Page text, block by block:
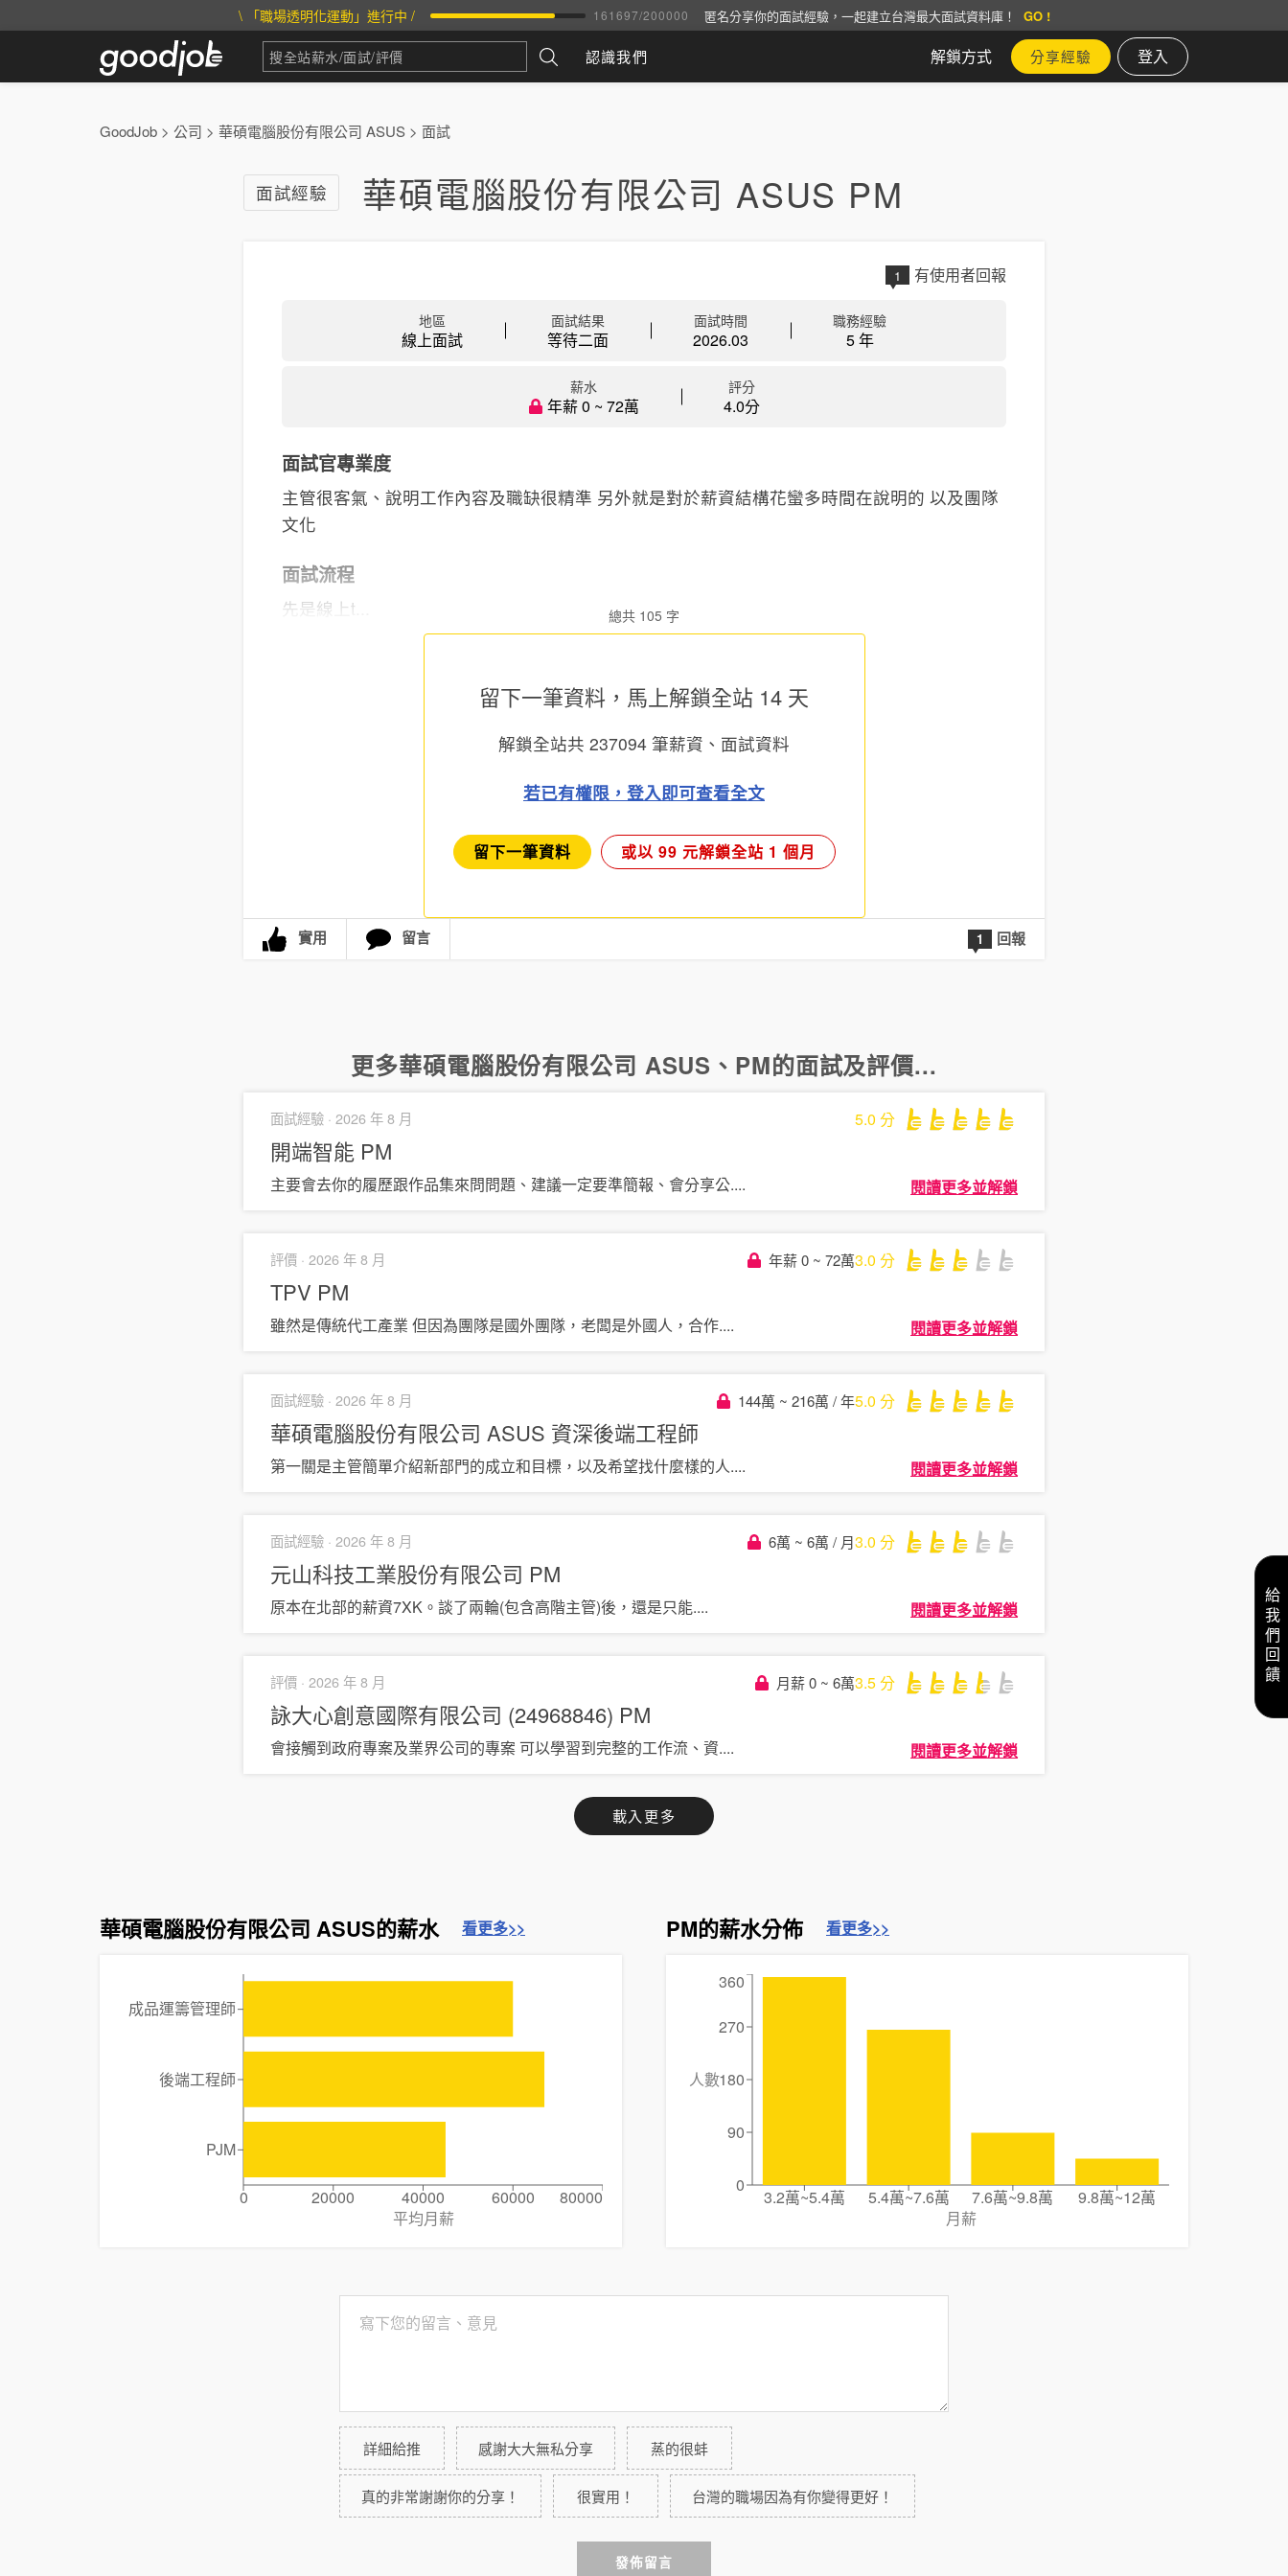
\ 「職場透明化運動」進行中 / 161697/200000 匿名分享你的面試經驗，一起建立台灣最大面試資料庫！ GO !
認識我們 解鎖方式 分享經驗 登入
GoodJob > 公司 > 華碩電腦股份有限公司 ASUS > 面試
面試經驗 華碩電腦股份有限公司 ASUS PM
1 有使用者回報
地區
線上面試
面試結果
等待二面
面試時間
2026.03
職務經驗
5 年
薪水
年薪 0 ~ 72萬
評分
4.0分
面試官專業度
主管很客氣、說明工作內容及職缺很精準 另外就是對於薪資結構花蠻多時間在說明的 以及團隊
文化
面試流程
先是線上t... 總共 105 字
留下一筆資料，馬上解鎖全站 14 天
解鎖全站共 237094 筆薪資、面試資料
若已有權限，登入即可查看全文
留下一筆資料 或以 99 元解鎖全站 1 個月
實用 留言 1 回報
更多華碩電腦股份有限公司 ASUS 、 PM的面試及評價...
面試經驗 · 2026 年 8 月 5.0 分
開端智能 PM
主要會去你的履歷跟作品集來問問題、建議一定要準簡報、會分享公.... 閱讀更多並解鎖
評價 · 2026 年 8 月 年薪 0 ~ 72萬3.0 分
TPV PM
雖然是傳統代工產業 但因為團隊是國外團隊，老闆是外國人，合作.... 閱讀更多並解鎖
面試經驗 · 2026 年 8 月 144萬 ~ 216萬 / 年5.0 分
華碩電腦股份有限公司 ASUS 資深後端工程師
第一關是主管簡單介紹新部門的成立和目標，以及希望找什麼樣的人.... 閱讀更多並解鎖
面試經驗 · 2026 年 8 月 6萬 ~ 6萬 / 月3.0 分
元山科技工業股份有限公司 PM
原本在北部的薪資7XK。談了兩輪(包含高階主管)後，還是只能.... 閱讀更多並解鎖
評價 · 2026 年 8 月 月薪 0 ~ 6萬3.5分
詠大心創意國際有限公司 (24968846) PM
會接觸到政府專案及業界公司的專案 可以學習到完整的工作流、資.... 閱讀更多並解鎖
載入更多
華碩電腦股份有限公司 ASUS的薪水 看更多>>
0 20000 40000 60000
80000
平均月薪
成品運籌管理師
後端工程師
PJM
PM的薪水分佈 看更多>>
3.2萬~5.4萬 5.4萬~7.6萬 7.6萬~9.8萬
9.8萬~12萬
月薪
0
90
180
270
360
人數
詳細給推 感謝大大無私分享 蒸的很蚌
真的非常謝謝你的分享！ 很實用！ 台灣的職場因為有你變得更好！
發佈留言
給我們回饋